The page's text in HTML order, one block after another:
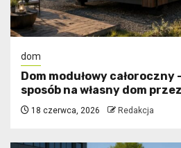
dom
Dom modułowy całoroczny
sposób na własny dom
18 czerwca, 2026 Redakcja